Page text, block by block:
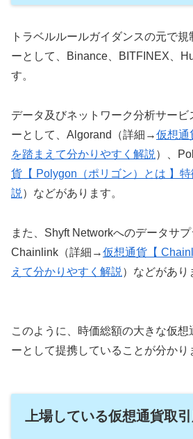
トラベルルールガイダンスの元で
ーとして、Binance、BITFINEX、
す。
データ及びネットワーク分析サー
ーとして、Algorand（詳細→仮想通
を踏まえて分かりやすく解説 ）、
貨【 Polygon（ポリゴン）とは 】
説 ）などがあります。
また、Shyft Networkへのデータサ
Chainlink（詳細→仮想通貨【
えて分かりやすく解説 ）などがあり
このように、時価総額の大きな仮
ーとして提携していることが分かり
上場している仮想通貨取